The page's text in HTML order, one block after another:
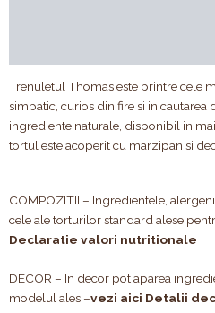
Trenuletul Thomas este printre cele
simpatic, curios din fire si in cautarea
ingrediente naturale, disponibil in
tortul este acoperit cu marzipan si
COMPOZITII – Ingredientele,
cele ale torturilor standard alese
Declaratie valori nutritionale
DECOR – In decor pot aparea
modelul ales –vezi aici Detalii